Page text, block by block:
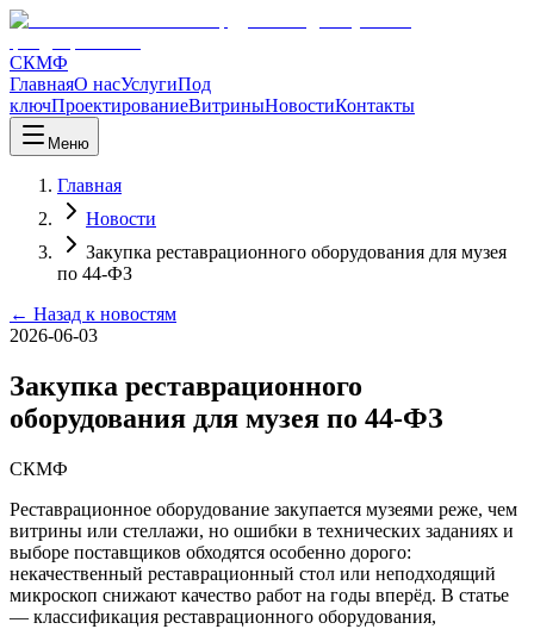
СКМФ
ГлавнаяО насУслугиПод
ключПроектированиеВитриныНовостиКонтакты
Меню
Главная
Новости
Закупка реставрационного оборудования для музея
по 44-ФЗ
← Назад к новостям
2026-06-03
Закупка реставрационного
оборудования для музея по 44-ФЗ
СКМФ
Реставрационное оборудование закупается музеями реже, чем
витрины или стеллажи, но ошибки в технических заданиях и
выборе поставщиков обходятся особенно дорого:
некачественный реставрационный стол или неподходящий
микроскоп снижают качество работ на годы вперёд. В статье
— классификация реставрационного оборудования,